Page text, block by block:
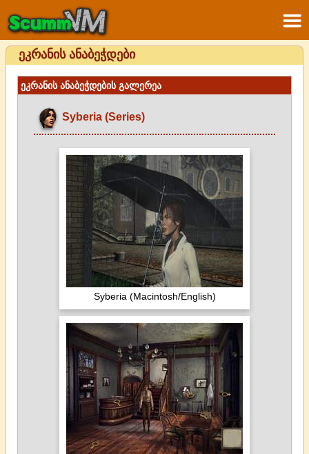
ეკრანის ანაბეჭდები
ეკრანის ანაბეჭდების გალერეა
Syberia (Series)
Syberia (Macintosh/English)